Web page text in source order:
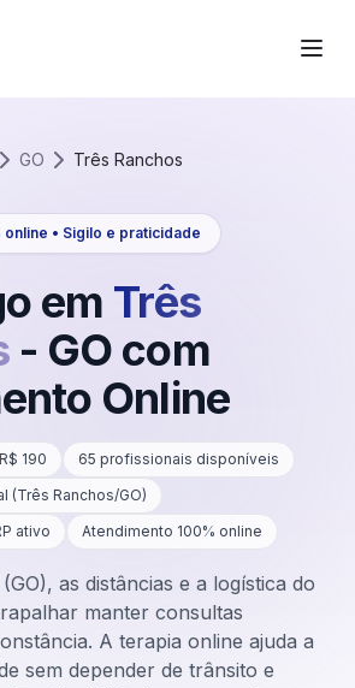
GO Três Ranchos
• Sigilo e praticidade
em Três
- GO com
Online
190 65 profissionais disponíveis
(Três Ranchos/GO)
ativo
Atendimento 100% online
as distâncias e a logística do
manter consultas
A terapia online ajuda a
sem depender de trânsito e